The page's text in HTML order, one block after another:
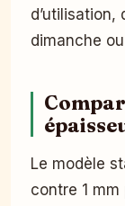
dimanche
Le modèle
contre 1